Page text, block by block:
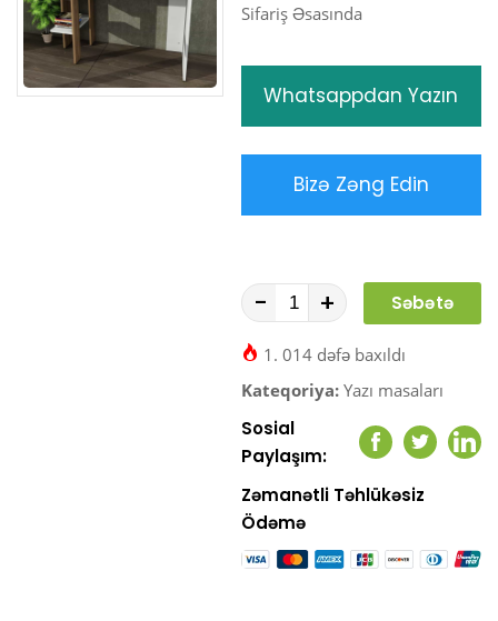
Sifariş Əsasında
Whatsappdan Yazın
Bizə Zəng Edin
- +
Səbətə
1. 014 dəfə baxıldı
Kateqoriya: Yazı masaları
Sosial
Paylaşım:
Facebook
Twitter
Zəmanətli Təhlükəsiz
Ödəmə